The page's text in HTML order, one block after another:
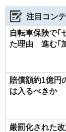
注目コン
自転車保険で｢
た理由 進む｢
賠償額約1億
は入るべきか
厳罰化された